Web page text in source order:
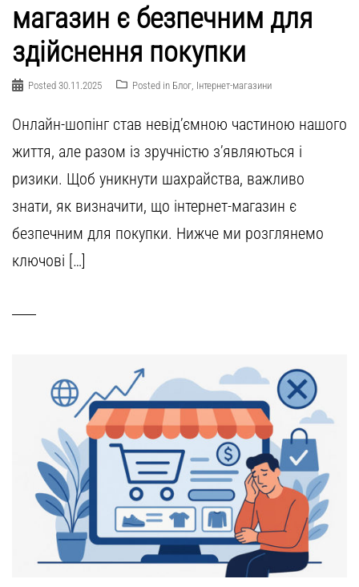
магазин є безпечним для
здійснення покупки
Posted 30.11.2025 Posted in Блог Інтернет-магазини
Онлайн-шопінг став невід’ємною частиною нашого
життя, але разом із зручністю з’являються і
ризики. Щоб уникнути шахрайства, важливо
знати, як визначити, що інтернет-магазин є
безпечним для покупки. Нижче ми розглянемо
ключові […]